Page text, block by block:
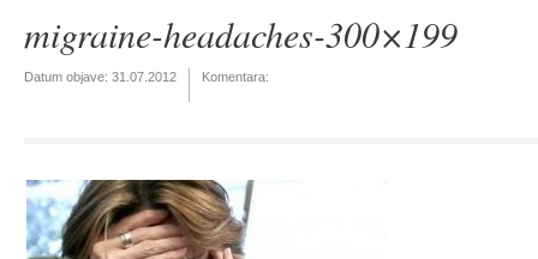
migraine-headaches-300×199
Datum objave: 31.07.2012 Komentara: